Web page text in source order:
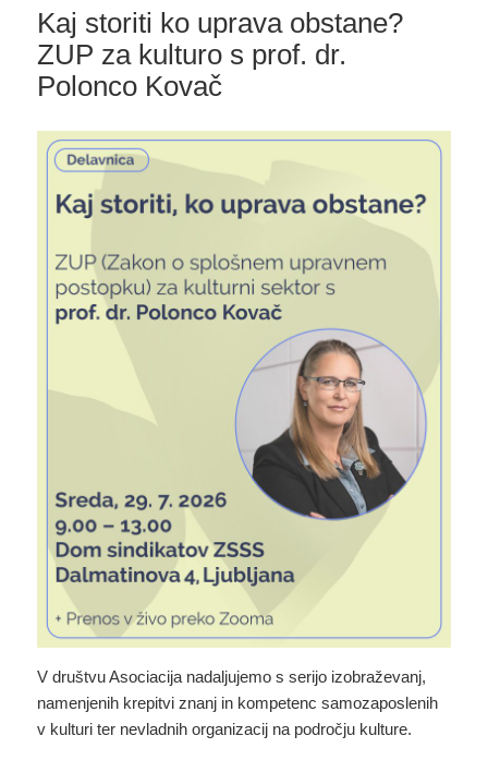
Kaj storiti ko uprava obstane?
ZUP za kulturo s prof. dr.
Polonco Kovač
V društvu Asociacija nadaljujemo s serijo izobraževanj,
namenjenih krepitvi znanj in kompetenc samozaposlenih
v kulturi ter nevladnih organizacij na področju kulture.